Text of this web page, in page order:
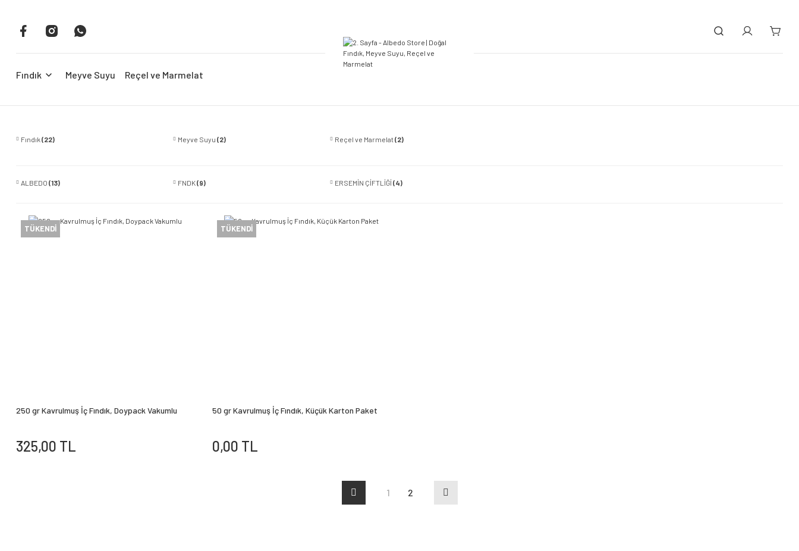
Fındık Meyve Suyu Reçel ve Marmelat
Fındık(22) Meyve Suyu (2) Reçel ve Marmelat(2)
ALBEDO (13) FNDK(9) ERSEMİN ÇİFTLİĞİ (4)
TÜKENDİ
250 gr Kavrulmuş İç Fındık, Doypack Vakumlu
325,00 TL
TÜKENDİ
50 gr Kavrulmuş İç Fındık, Küçük Karton Paket
0,00 TL
1 2